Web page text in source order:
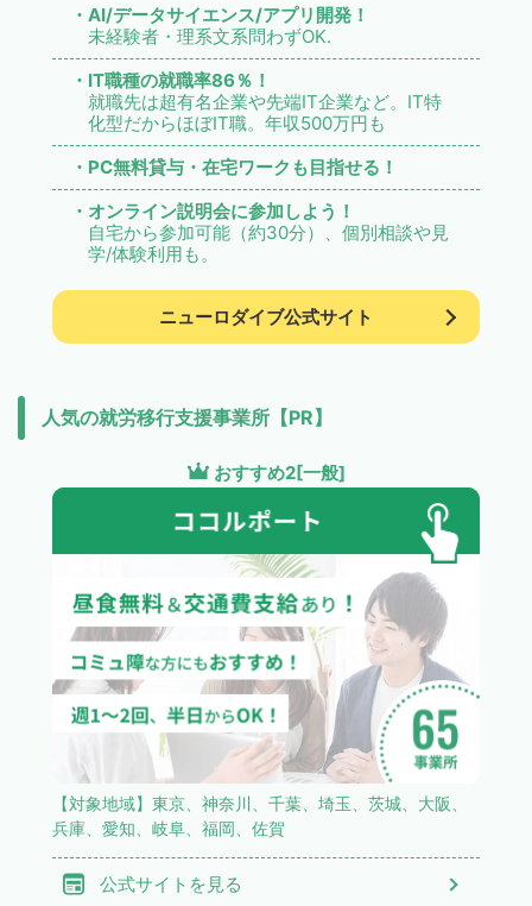
・AI/データサイエンス/アプリ開発！
未経験者・理系文系問わずOK.
・IT職種の就職率86％！
就職先は超有名企業や先端IT企業など。IT特
化型だからほぼIT職。年収500万円も
・PC無料貸与・在宅ワークも目指せる！
・オンライン説明会に参加しよう！
自宅から参加可能（約30分）、個別相談や見
学/体験利用も。
ニューロダイブ公式サイト
人気の就労移行支援事業所【PR】
おすすめ2[一般]
【対象地域】東京、神奈川、千葉、埼玉、茨城、大阪、
兵庫、愛知、岐阜、福岡、佐賀
公式サイトを見る